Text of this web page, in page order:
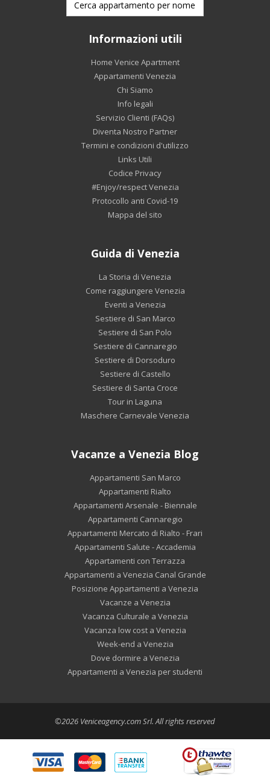
Informazioni utili
Home Venice Apartment
Appartamenti Venezia
Chi Siamo
Info legali
Servizio Clienti (FAQs)
Diventa Nostro Partner
Termini e condizioni d'utilizzo
Links Utili
Codice Privacy
#Enjoy/respect Venezia
Protocollo anti Covid-19
Mappa del sito
Guida di Venezia
La Storia di Venezia
Come raggiungere Venezia
Eventi a Venezia
Sestiere di San Marco
Sestiere di San Polo
Sestiere di Cannaregio
Sestiere di Dorsoduro
Sestiere di Castello
Sestiere di Santa Croce
Tour in Laguna
Maschere Carnevale Venezia
Vacanze a Venezia Blog
Appartamenti San Marco
Appartamenti Rialto
Appartamenti Arsenale - Biennale
Appartamenti Cannaregio
Appartamenti Mercato di Rialto - Frari
Appartamenti Salute - Accademia
Appartamenti con Terrazza
Appartamenti a Venezia Canal Grande
Posizione Appartamenti a Venezia
Vacanze a Venezia
Vacanza Culturale a Venezia
Vacanza low cost a Venezia
Week-end a Venezia
Dove dormire a Venezia
Appartamenti a Venezia per studenti
©2026 Veniceagency.com Srl. All rights reserved